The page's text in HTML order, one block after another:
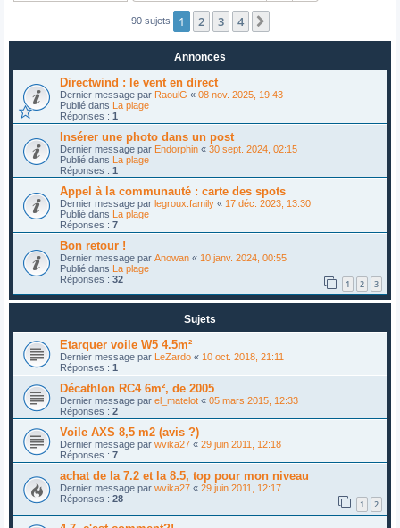
90 sujets 1 2 3 4
Annonces
Directwind : le vent en direct
Dernier message par RaoulG « 08 nov. 2025, 19:43
Publié dans La plage
Réponses : 1
Insérer une photo dans un post
Dernier message par Endorphin « 30 sept. 2024, 02:15
Publié dans La plage
Réponses : 1
Appel à la communauté : carte des spots
Dernier message par legroux.family « 17 déc. 2023, 13:30
Publié dans La plage
Réponses : 7
Bon retour !
Dernier message par Anowan « 10 janv. 2024, 00:55
Publié dans La plage
Réponses : 32 1 2 3
Sujets
Etarquer voile W5 4.5m²
Dernier message par LeZardo « 10 oct. 2018, 21:11
Réponses : 1
Décathlon RC4 6m², de 2005
Dernier message par el_matelot « 05 mars 2015, 12:33
Réponses : 2
Voile AXS 8,5 m2 (avis ?)
Dernier message par wvika27 « 29 juin 2011, 12:18
Réponses : 7
achat de la 7.2 et la 8.5, top pour mon niveau
Dernier message par wvika27 « 29 juin 2011, 12:17
Réponses : 28 1 2